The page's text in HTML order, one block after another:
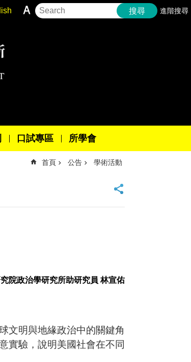
搜尋 進階搜尋
口試專區 所學會
首頁 公告 學術活動
院政治學研究所助研究員 林宣佑
文明與地緣政治中的關鍵角
實驗，說明美國社會在不同